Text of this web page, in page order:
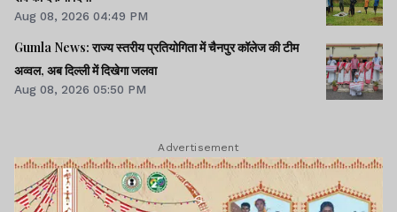
Aug 08, 2026 04:49 PM
Gumla News: राज्य स्तरीय प्रतियोगिता में चैनपुर कॉलेज की टीम
अव्वल, अब दिल्ली में दिखेगा जलवा
Aug 08, 2026 05:50 PM
Advertisement